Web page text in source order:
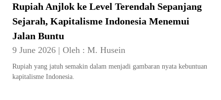
Rupiah Anjlok ke Level Terendah Sepanjang
Sejarah, Kapitalisme Indonesia Menemui
Jalan Buntu
9 June 2026 | Oleh : M. Husein
Rupiah yang jatuh semakin dalam menjadi gambaran nyata kebuntuan
kapitalisme Indonesia.